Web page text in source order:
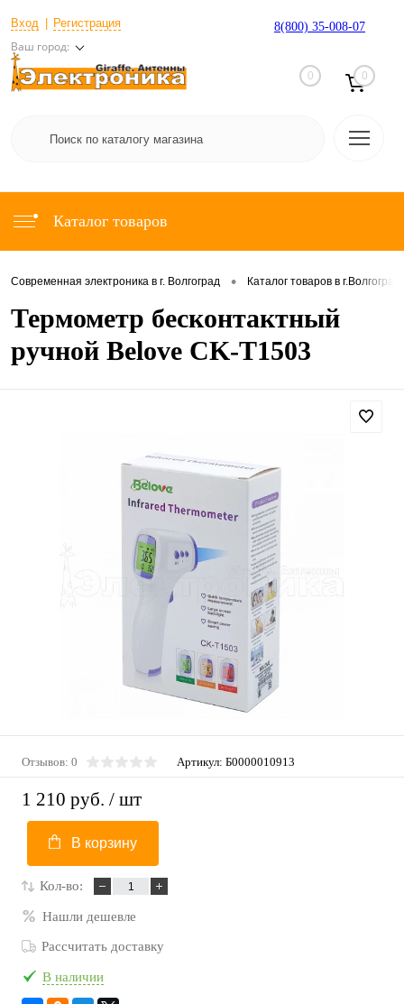
Вход Регистрация
Ваш город:
8(800) 35-008-07
0 0
Каталог товаров
Современная электроника в г. Волгоград • Каталог товаров в г.Волгоград
Термометр бесконтактный
ручной Belove CK-T1503
Отзывов: 0 Артикул: Б0000010913
1 210 руб. / шт
В корзину
Кол-во:
Нашли дешевле
Рассчитать доставку
В наличии